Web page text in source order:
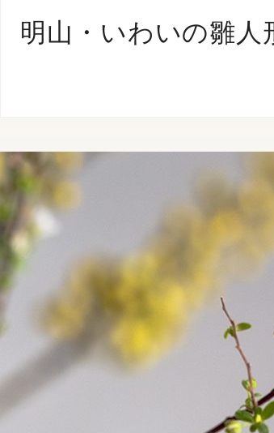
明山・いわいの雛人